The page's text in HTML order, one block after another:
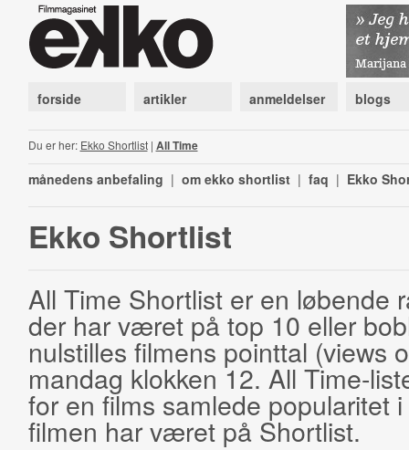
forside artikler anmeldelser blogs
Du er her: Ekko Shortlist| All Time
månedens anbefaling | om ekko shortlist | faq | Ekko
Ekko Shortlist
All Time Shortlist er en løbende
der har været på top 10 eller
nulstilles filmens pointtal (views
mandag klokken 12. All Time-
for en films samlede popularitet
filmen har været på Shortlist.